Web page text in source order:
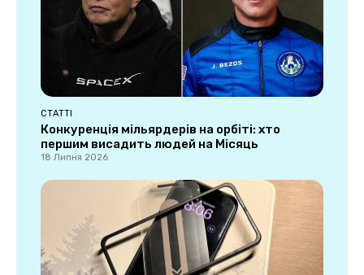
СТАТТІ
Конкуренція мільярдерів на орбіті: хто
першим висадить людей на Місяць
18 Липня 2026